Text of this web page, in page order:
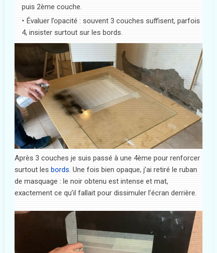
puis 2ème couche.
Évaluer l’opacité : souvent 3 couches suffisent, parfois
4, insister surtout sur les bords.
Après 3 couches je suis passé à une 4ème pour renforcer
surtout les bords. Une fois bien opaque, j’ai retiré le ruban
de masquage : le noir obtenu est intense et mat,
exactement ce qu’il fallait pour dissimuler l’écran derrière.